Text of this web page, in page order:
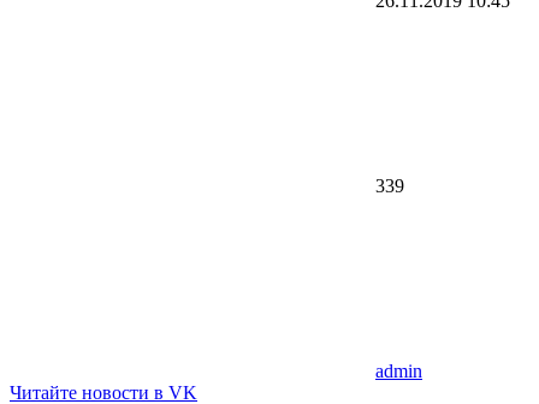
339
admin
Читайте новости в VK